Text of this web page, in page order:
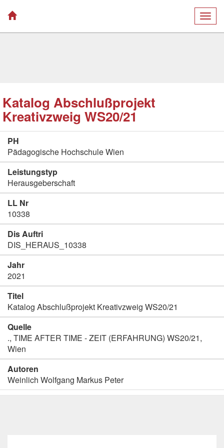
Katalog Abschlußprojekt
Kreativzweig WS20/21
PH
Pädagogische Hochschule Wien
Leistungstyp
Herausgeberschaft
LL Nr
10338
Dis Auftri
DIS_HERAUS_10338
Jahr
2021
Titel
Katalog Abschlußprojekt Kreativzweig WS20/21
Quelle
., TIME AFTER TIME - ZEIT (ERFAHRUNG) WS20/21,
Wien
Autoren
Weinlich Wolfgang Markus Peter